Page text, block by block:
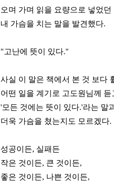
오며 가며 읽을 요량으로 넣었
내 가슴을 치는 말을 발견했다.
"고난에 뜻이 있다."
사실 이 말은 책에서 본 것 보다
어떤 일을 계기로 고도원님께
'모든 것에는 뜻이 있다.'라는 말
더욱 가슴을 쳤는지도 모르겠다.
성공이든, 실패든
작은 것이든, 큰 것이든,
좋은 것이든, 나쁜 것이든,